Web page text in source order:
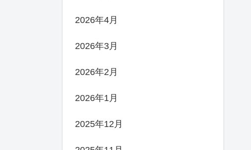
2026年4月
2026年3月
2026年2月
2026年1月
2025年12月